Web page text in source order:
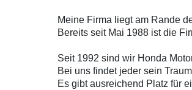
Meine Firma liegt am Rande
Bereits seit Mai 1988 ist die
Seit 1992 sind wir Honda
Bei uns findet jeder sein
Es gibt ausreichend Platz für